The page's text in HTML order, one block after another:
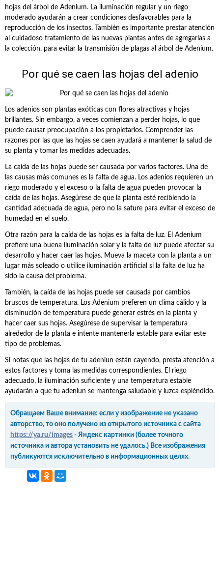
hojas del árbol de Adenium. La iluminación regular y un riego
moderado ayudarán a crear condiciones desfavorables para la
reproducción de los insectos. También es importante prestar atención
al cuidadoso tratamiento de las nuevas plantas antes de agregarlas a
la colección, para evitar la transmisión de plagas al árbol de Adenium.
Por qué se caen las hojas del adenio
Los adenios son plantas exóticas con flores atractivas y hojas
brillantes. Sin embargo, a veces comienzan a perder hojas, lo que
puede causar preocupación a los propietarios. Comprender las
razones por las que las hojas se caen ayudará a mantener la salud de
su planta y tomar las medidas adecuadas.
La caída de las hojas puede ser causada por varios factores. Una de
las causas más comunes es la falta de agua. Los adenios requieren un
riego moderado y el exceso o la falta de agua pueden provocar la
caída de las hojas. Asegúrese de que la planta esté recibiendo la
cantidad adecuada de agua, pero no la sature para evitar el exceso de
humedad en el suelo.
Otra razón para la caída de las hojas es la falta de luz. El Adenium
prefiere una buena iluminación solar y la falta de luz puede afectar su
desarrollo y hacer caer las hojas. Mueva la maceta con la planta a un
lugar más soleado o utilice iluminación artificial si la falta de luz ha
sido la causa del problema.
También, la caída de las hojas puede ser causada por cambios
bruscos de temperatura. Los Adenium preferen un clima cálido y la
disminución de temperatura puede generar estrés en la planta y
hacer caer sus hojas. Asegúrese de supervisar la temperatura
alrededor de la planta e intente mantenerla estable para evitar este
tipo de problemas.
Si notas que las hojas de tu adeniun están cayendo, presta atención a
estos factores y toma las medidas correspondientes. El riego
adecuado, la iluminación suficiente y una temperatura estable
ayudarán a que tu adeniun se mantenga saludable y luzca espléndido.
Обращаем Ваше внимание: если у изображение не указано
авторство, то оно получено из открытого источника с сайта
https://ya.ru/images - Яндекс картинки (более точного
источника и автора установить не удалось.) Все изображения
публикуются исключительно в информационных целях.